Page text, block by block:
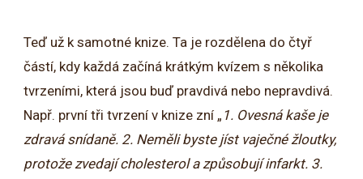
Teď už k samotné knize. Ta je rozdělena do čtyř
částí, kdy každá začíná krátkým kvízem s několika
tvrzeními, která jsou buď pravdivá nebo nepravdivá.
Např. první tři tvrzení v knize zní „ 1. Ovesná kaše je
zdravá snídaně. 2. Neměli byste jíst vaječné žloutky,
protože zvedají cholesterol a způsobují infarkt. 3.